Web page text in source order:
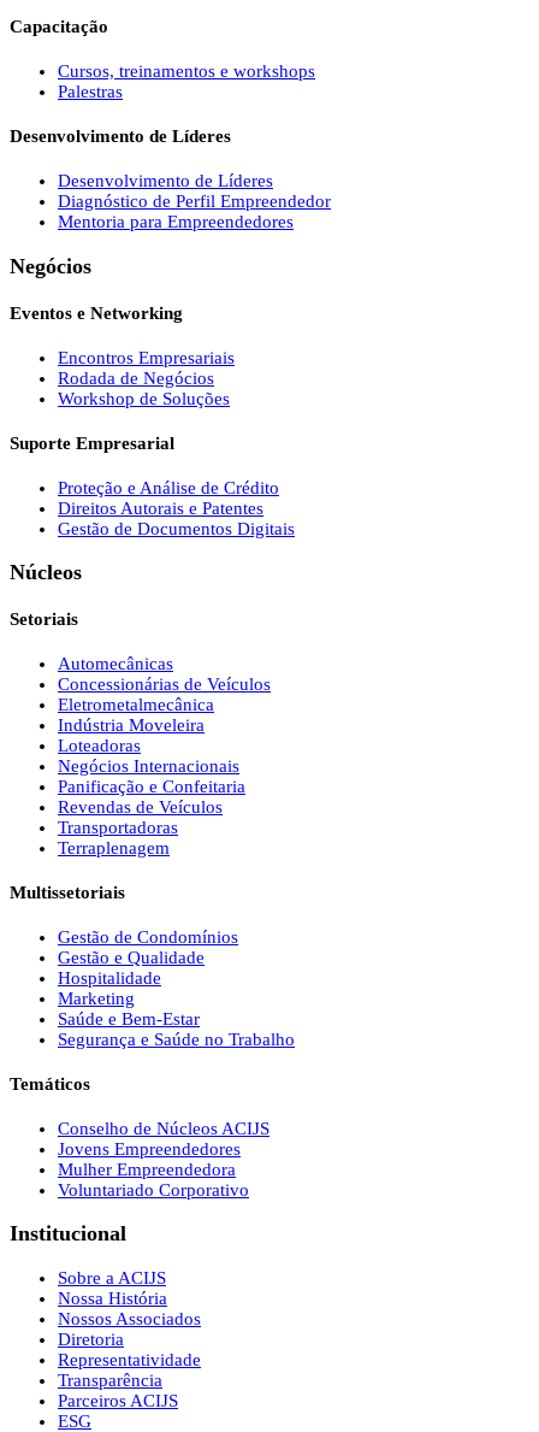
Capacitação
Cursos, treinamentos e workshops
Palestras
Desenvolvimento de Líderes
Desenvolvimento de Líderes
Diagnóstico de Perfil Empreendedor
Mentoria para Empreendedores
Negócios
Eventos e Networking
Encontros Empresariais
Rodada de Negócios
Workshop de Soluções
Suporte Empresarial
Proteção e Análise de Crédito
Direitos Autorais e Patentes
Gestão de Documentos Digitais
Núcleos
Setoriais
Automecânicas
Concessionárias de Veículos
Eletrometalmecânica
Indústria Moveleira
Loteadoras
Negócios Internacionais
Panificação e Confeitaria
Revendas de Veículos
Transportadoras
Terraplenagem
Multissetoriais
Gestão de Condomínios
Gestão e Qualidade
Hospitalidade
Marketing
Saúde e Bem-Estar
Segurança e Saúde no Trabalho
Temáticos
Conselho de Núcleos ACIJS
Jovens Empreendedores
Mulher Empreendedora
Voluntariado Corporativo
Institucional
Sobre a ACIJS
Nossa História
Nossos Associados
Diretoria
Representatividade
Transparência
Parceiros ACIJS
ESG